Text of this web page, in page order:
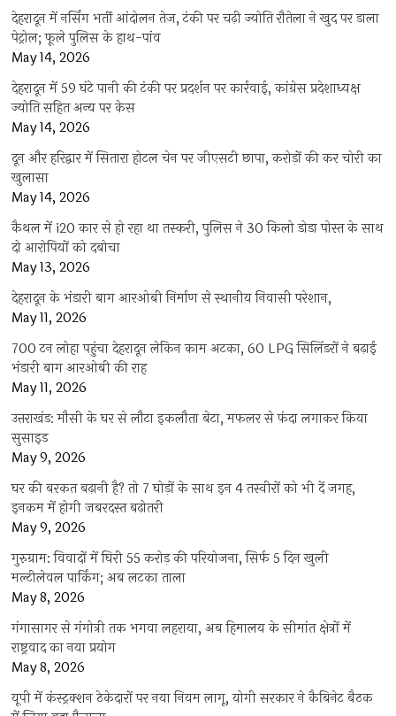
देहरादून में नर्सिंग भर्ती आंदोलन तेज, टंकी पर चढ़ी ज्योति रौतेला ने खुद पर डाला
पेट्रोल; फूले पुलिस के हाथ-पांव
May 14, 2026
देहरादून में 59 घंटे पानी की टंकी पर प्रदर्शन पर कार्रवाई, कांग्रेस प्रदेशाध्यक्ष
ज्योति सहित अन्य पर केस
May 14, 2026
दून और हरिद्वार में सितारा होटल चेन पर जीएसटी छापा, करोड़ों की कर चोरी का
खुलासा
May 14, 2026
कैथल में i20 कार से हो रहा था तस्करी, पुलिस ने 30 किलो डोडा पोस्त के साथ
दो आरोपियों को दबोचा
May 13, 2026
देहरादून के भंडारी बाग आरओबी निर्माण से स्थानीय निवासी परेशान,
May 11, 2026
700 टन लोहा पहुंचा देहरादून लेकिन काम अटका, 60 LPG सिलिंडरों ने बढ़ाई
भंडारी बाग आरओबी की राह
May 11, 2026
उत्तराखंड: मौसी के घर से लौटा इकलौता बेटा, मफलर से फंदा लगाकर किया
सुसाइड
May 9, 2026
घर की बरकत बढ़ानी है? तो 7 घोड़ों के साथ इन 4 तस्वीरों को भी दें जगह,
इनकम में होगी जबरदस्त बढ़ोतरी
May 9, 2026
गुरुग्राम: विवादों में घिरी 55 करोड़ की परियोजना, सिर्फ 5 दिन खुली
मल्टीलेवल पार्किंग; अब लटका ताला
May 8, 2026
गंगासागर से गंगोत्री तक भगवा लहराया, अब हिमालय के सीमांत क्षेत्रों में
राष्ट्रवाद का नया प्रयोग
May 8, 2026
यूपी में कंस्ट्रक्शन ठेकेदारों पर नया नियम लागू, योगी सरकार ने कैबिनेट बैठक